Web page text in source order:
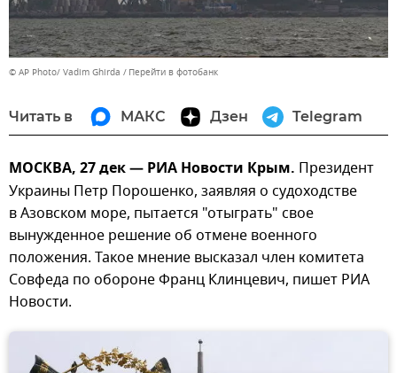
© AP Photo/ Vadim Ghirda Перейти в фотобанк
Читать в МАКС Дзен Telegram
МОСКВА, 27 дек — РИА Новости Крым. Президент
Украины Петр Порошенко, заявляя о судоходстве
в Азовском море, пытается "отыграть" свое
вынужденное решение об отмене военного
положения. Такое мнение высказал член комитета
Совфеда по обороне Франц Клинцевич, пишет РИА
Новости.